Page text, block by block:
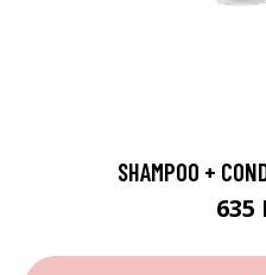
SHAMPOO +
635